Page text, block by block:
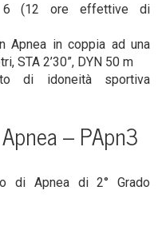
(12 ore effet­ti­ve di
Apnea in cop­pia ad una
STA 2’30”, DYN 50 m
di ido­nei­tà spor­ti­va
– PApn3
di Apnea di 2° Gra­do